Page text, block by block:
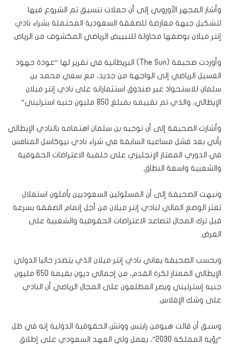
وأشار المجهر الأوروبي إلى أن حملات تنسيق تم الشروع فيها
لتشكيل جبهة معارضة للصفقة السعودية المحتملة بشراء نادي
إنتر ميلان بوصفها محاولة للتبييض الرياضي المكشوف من الرياض.
وأوردت صحيفة (The Sun) البريطانية في تقرير لها “عودة جهود
الغسيل الرياضي إلى الواجهة من جديد، مع سعي محمد بن
سلمان للاستحواذ عبر صندوق استثماراته على نادي إنتر ميلان
الإيطالي، والذي تم تقييمه بمبلغ 850 مليون جنيه استرليني”
وأشارت الصحيفة إلى أن توجيه بن سلمان اهتمامه بالنادي الإيطالي
يأتي بعد فشل مساعيه السابقة في شراء نادي نيوكاسل المنافس
في الدوري الممتاز الإنجليزي على خلفية الاعتراضات الحقوقية
والشعبية واسعة النطاق.
ونبهت الصحيفة إلى أن المسئولين السعوديين يأملون استغلال
تعثر الوضع المالي لنادي إنتر ميلان من أجل إتمام الصفقة بسرعة
قبل ترك المجال لتصاعد الاعتراضات الحقوقية والشعبية على
العرض.
وبحسب الصحيفة يعاني نادي إنتر ميلان الذي يتصدر حاليا الدولي
الإيطالي الممتاز لكرة القدم، من إجمالي ديون بقيمة 650 مليون
جنيه إسترليني ويصر المطلعون على المجال الرياضي أن النادي
على وشك الإفلاس.
وسبق أن قالت هيومن رايتس ووتش الحقوقية الدولية إنه في ظل
“رؤية المملكة 2030″، يعمل ولي العهد السعودي على إطلاق